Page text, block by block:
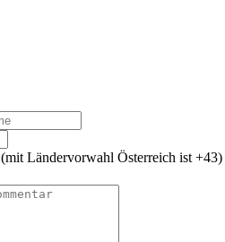
(mit Ländervorwahl Österreich ist +43)